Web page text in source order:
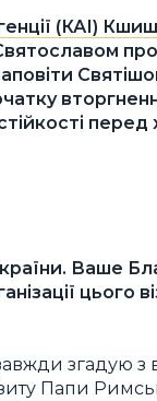
(КАІ)
Ваше
цього
згадую
Папи